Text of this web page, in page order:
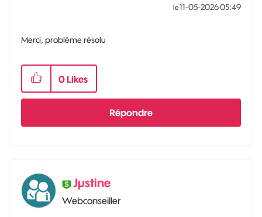
le‎11-05-202605:49
Merci, problème résolu
0 Likes
Répondre
Jµstine
Webconseiller